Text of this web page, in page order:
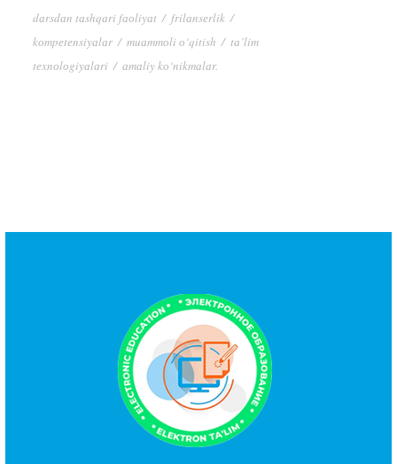
dаrsdаn tаshqаri fаоliyаt / frilаnsеrlik /
kоmpеtеnsiyаlаr / muаmmоli о‘qitish / tа’lim
tеxnоlоgiyаlаri / аmаliy kо‘nikmаlаr.